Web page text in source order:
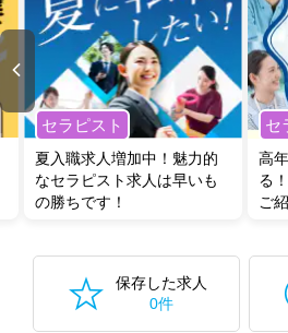
セラピスト
夏入職求人増加中！魅力的
なセラピスト求人は早いも
の勝ちです！
セ
高
る
ご
保存した求人
0件